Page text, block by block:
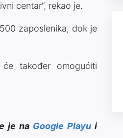
centar“, rekao je.
zaposlenika, dok je
će također omogućiti
je na Google Playui